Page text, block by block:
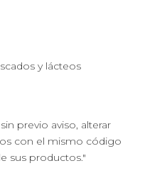
y lácteos
previo aviso, alterar
con el mismo código
sus productos."